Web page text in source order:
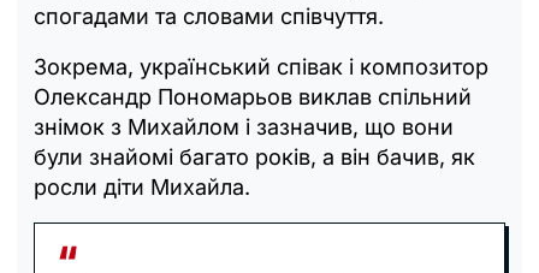
спогадами та словами співчуття.
Зокрема, український співак і композитор
Олександр Пономарьов виклав спільний
знімок з Михайлом і зазначив, що вони
були знайомі багато років, а він бачив, як
росли діти Михайла.